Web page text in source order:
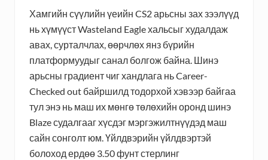
Хамгийн сүүлийн үеийн CS2 арьсны зах зээлүүд
нь хүмүүст Wasteland Eagle хальсыг худалдаж
авах, сурталчлах, өөрчлөх янз бүрийн
платформуудыг санал болгож байна. Шинэ
арьсны градиент чиг хандлага нь Career-
Checked out байршилд тодорхой хэвээр байгаа
тул энэ нь маш их мөнгө төлөхийн оронд шинэ
Blaze судалгааг хүсдэг мэргэжилтнүүдэд маш
сайн сонголт юм. Үйлдвэрийн үйлдвэртэй
болоход ердөө 3.50 фунт стерлинг